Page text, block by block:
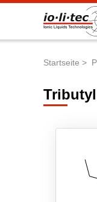
Startseite